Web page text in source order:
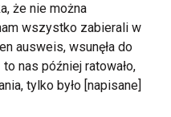
że nie można
wszystko zabierali w
ausweis, wsunęła do
nas później ratowało,
tylko było [napisane]